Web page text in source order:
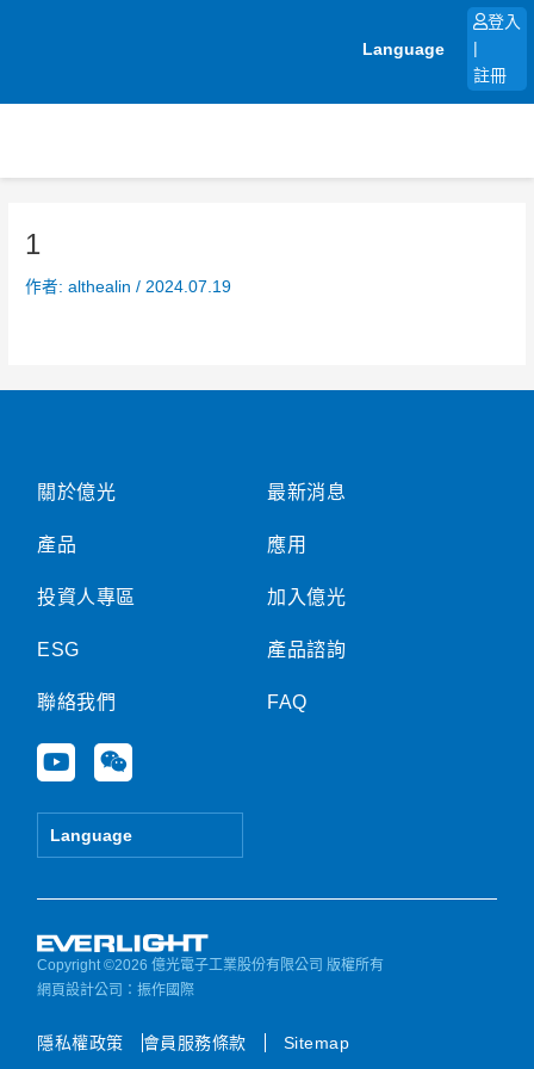
Language
登入
註冊
1
作者:althealin/ 2024.07.19
關於億光
產品
投資人專區
ESG
聯絡我們
Y
o
u
e
W
e
i
Language
最新消息
應用
加入億光
產品諮詢
FAQ
Copyright ©2026 億光電子工業股份有限公司 版權所有
網頁設計公司 ：振作國際
隱私權政策 會員服務條款 Sitemap